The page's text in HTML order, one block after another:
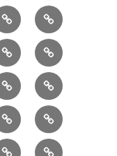
室
中
の
ハ
ン
ド
メ
イ
ド
ッ
グ
セ
ッ
ト
動
物
用
小
物
ュ
ッ
ク
⑫
ポ
ー
チ
⑬
ボ
デ
ィ
ー
バ
ッ
グ
⑱
ビ
ジ
ネ
ス
バ
⑲
バ
ニ
テ
ィ
ー
デ
ジ
タ
ル
コ
ブ
ロ
グ
レ
ン
タ
㉑
イ
ン
㉖ ㉗